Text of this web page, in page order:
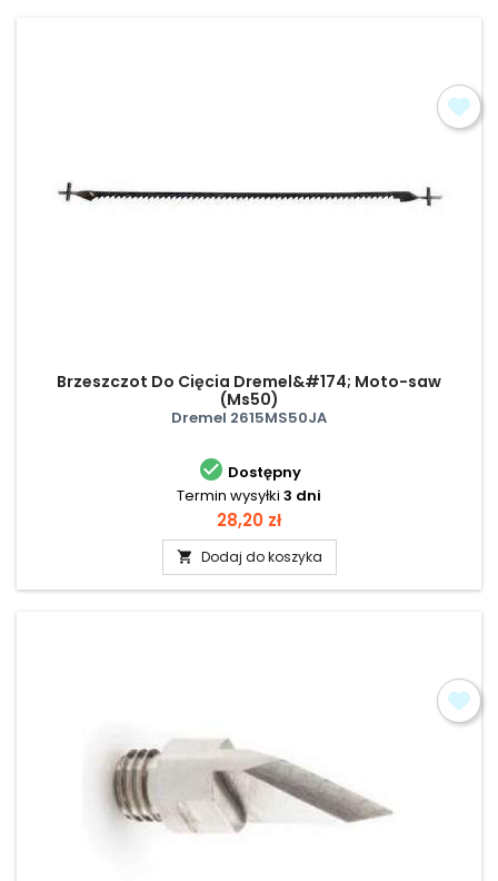
Brzeszczot Do Cięcia Dremel&#174; Moto-saw
(Ms50)
Dremel 2615MS50JA
 Dostępny
Termin wysyłki 3 dni
Cena
28,20 zł
 Dodaj do koszyka